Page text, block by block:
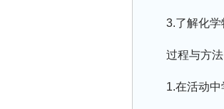
3.了解化学
过程与方法
1.在活动